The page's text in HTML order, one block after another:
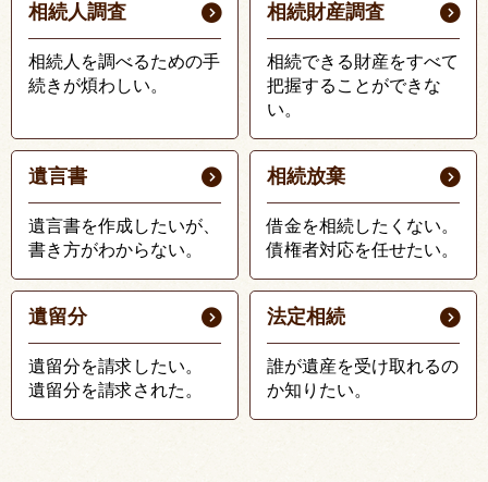
相続人調査
相続人を調べるための手
続きが煩わしい。
相続財産調査
相続できる財産をすべて
把握することができな
い。
遺言書
遺言書を作成したいが、
書き方がわからない。
相続放棄
借金を相続したくない。
債権者対応を任せたい。
遺留分
遺留分を請求したい。
遺留分を請求された。
法定相続
誰が遺産を受け取れるの
か知りたい。